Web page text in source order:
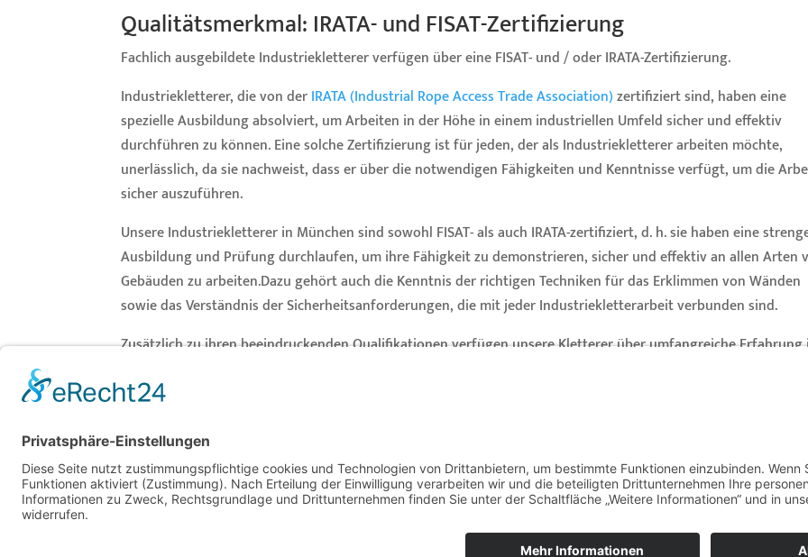
Qualitätsmerkmal: IRATA- und FISAT-Zertifizierung
Fachlich ausgebildete Industriekletterer verfügen über eine FISAT- und / oder IRATA-Zertifizierung.
Industriekletterer, die von derIRATA (Industrial Rope Access Trade Association)zertifiziert sind, haben eine
spezielle Ausbildung absolviert, um Arbeiten in der Höhe in einem industriellen Umfeld sicher und effektiv
durchführen zu können. Eine solche Zertifizierung ist für jeden, der als Industriekletterer arbeiten möchte,
unerlässlich, da sie nachweist, dass er über die notwendigen Fähigkeiten und Kenntnisse verfügt, um die
sicher auszuführen.
Unsere Industriekletterer in München sind sowohl FISAT- als auch IRATA-zertifiziert, d. h. sie haben eine
Ausbildung und Prüfung durchlaufen, um ihre Fähigkeit zu demonstrieren, sicher und effektiv an allen Arten
Gebäuden zu arbeiten.Dazu gehört auch die Kenntnis der richtigen Techniken für das Erklimmen von Wänden
sowie das Verständnis der Sicherheitsanforderungen, die mit jeder Industriekletterarbeit verbunden sind.
Zusätzlich zu ihren beeindruckenden Qualifikationen verfügen unsere Kletterer über umfangreiche Erfahrung
strahlend und streifenfrei sind. Außerdem können unsere Industriekletterer auch kleinere Reparaturen für Sie
Wenn Sie einen zuverlässigen und bestens ausgebildeten Industriekletterer im Raum München benötigen, dann
helfen wir von derAlpin Hochreinigung GmbHIhnen gerne persönlich weiter.